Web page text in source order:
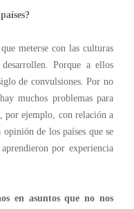
meterse con las culturas
Porque a ellos
de convulsiones. Por no
muchos problemas para
por ejemplo, con relación a
de los países que se
por experiencia
en asuntos que no nos